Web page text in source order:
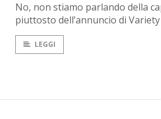
No, non stiamo parlando della
piuttosto dell’annuncio di
LEGGI